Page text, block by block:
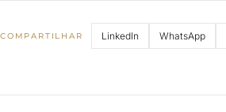
COMPARTILHAR LinkedIn WhatsApp